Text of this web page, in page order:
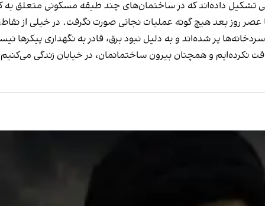
تشکیل داده‌اند که در ساختمان‌های چند طبقه مسکونی متعلق به
عصر روز بعد هیچ گونه عملیات نجاتی صورت نگرفت. در خیلی از
پر شده‌اند و به دلیل نبود برق، قادر به نگهداری پیکرها
نکرده‌ایم و همچنان بیرون ساختمانمان، در خیابان زندگی